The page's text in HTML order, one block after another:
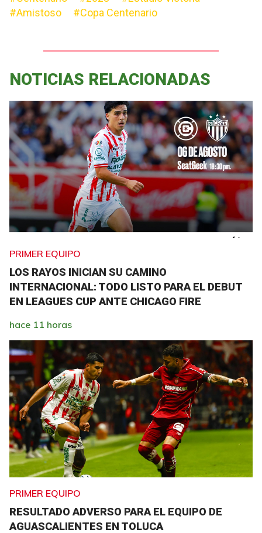
#Amistoso
#Copa Centenario
NOTICIAS RELACIONADAS
PRIMER EQUIPO
LOS RAYOS INICIAN SU CAMINO
INTERNACIONAL: TODO LISTO PARA EL DEBUT
EN LEAGUES CUP ANTE CHICAGO FIRE
hace 11 horas
PRIMER EQUIPO
RESULTADO ADVERSO PARA EL EQUIPO DE
AGUASCALIENTES EN TOLUCA